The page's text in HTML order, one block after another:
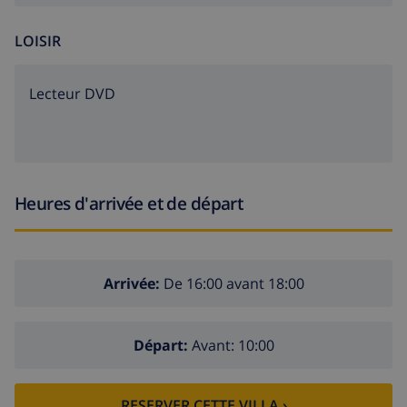
literie et serviettes
24h/24
demande)
LOISIR
lecteur DVD
Heures d'arrivée et de départ
Arrivée: De 16:00 avant 18:00
Départ: Avant: 10:00